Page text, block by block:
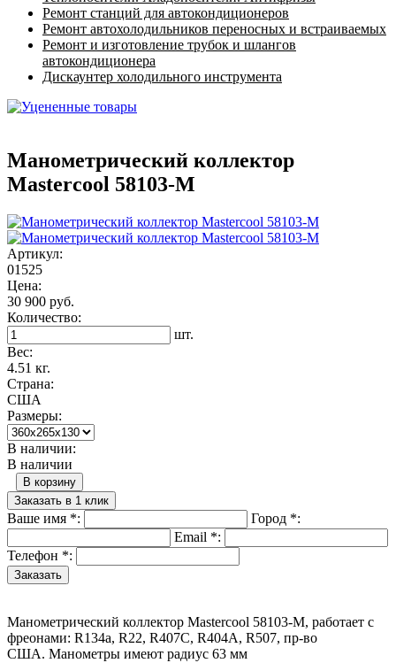
Ремонт станций для автокондиционеров
Ремонт автохолодильников переносных и встраиваемых
Ремонт и изготовление трубок и шлангов
автокондиционера
Дискаунтер холодильного инструмента
Манометрический коллектор
Mastercool 58103-M
Артикул:
01525
Цена:
30 900 руб.
Количество:
шт.
Вес:
4.51 кг.
Страна:
США
Размеры:
В наличии:
В наличии
В корзину
Заказать в 1 клик
Ваше имя *: Город *:
Email *:
Телефон *:
Манометрический коллектор Mastercool 58103-M, работает с
фреонами: R134a, R22, R407C, R404A, R507, пр-во
США. Манометры имеют радиус 63 мм